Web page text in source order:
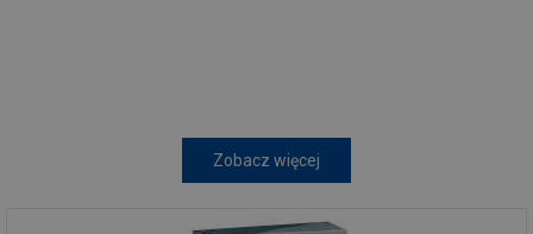
Zobacz więcej